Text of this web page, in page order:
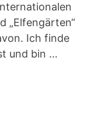
„Elfengärten“
Ich finde
und bin …